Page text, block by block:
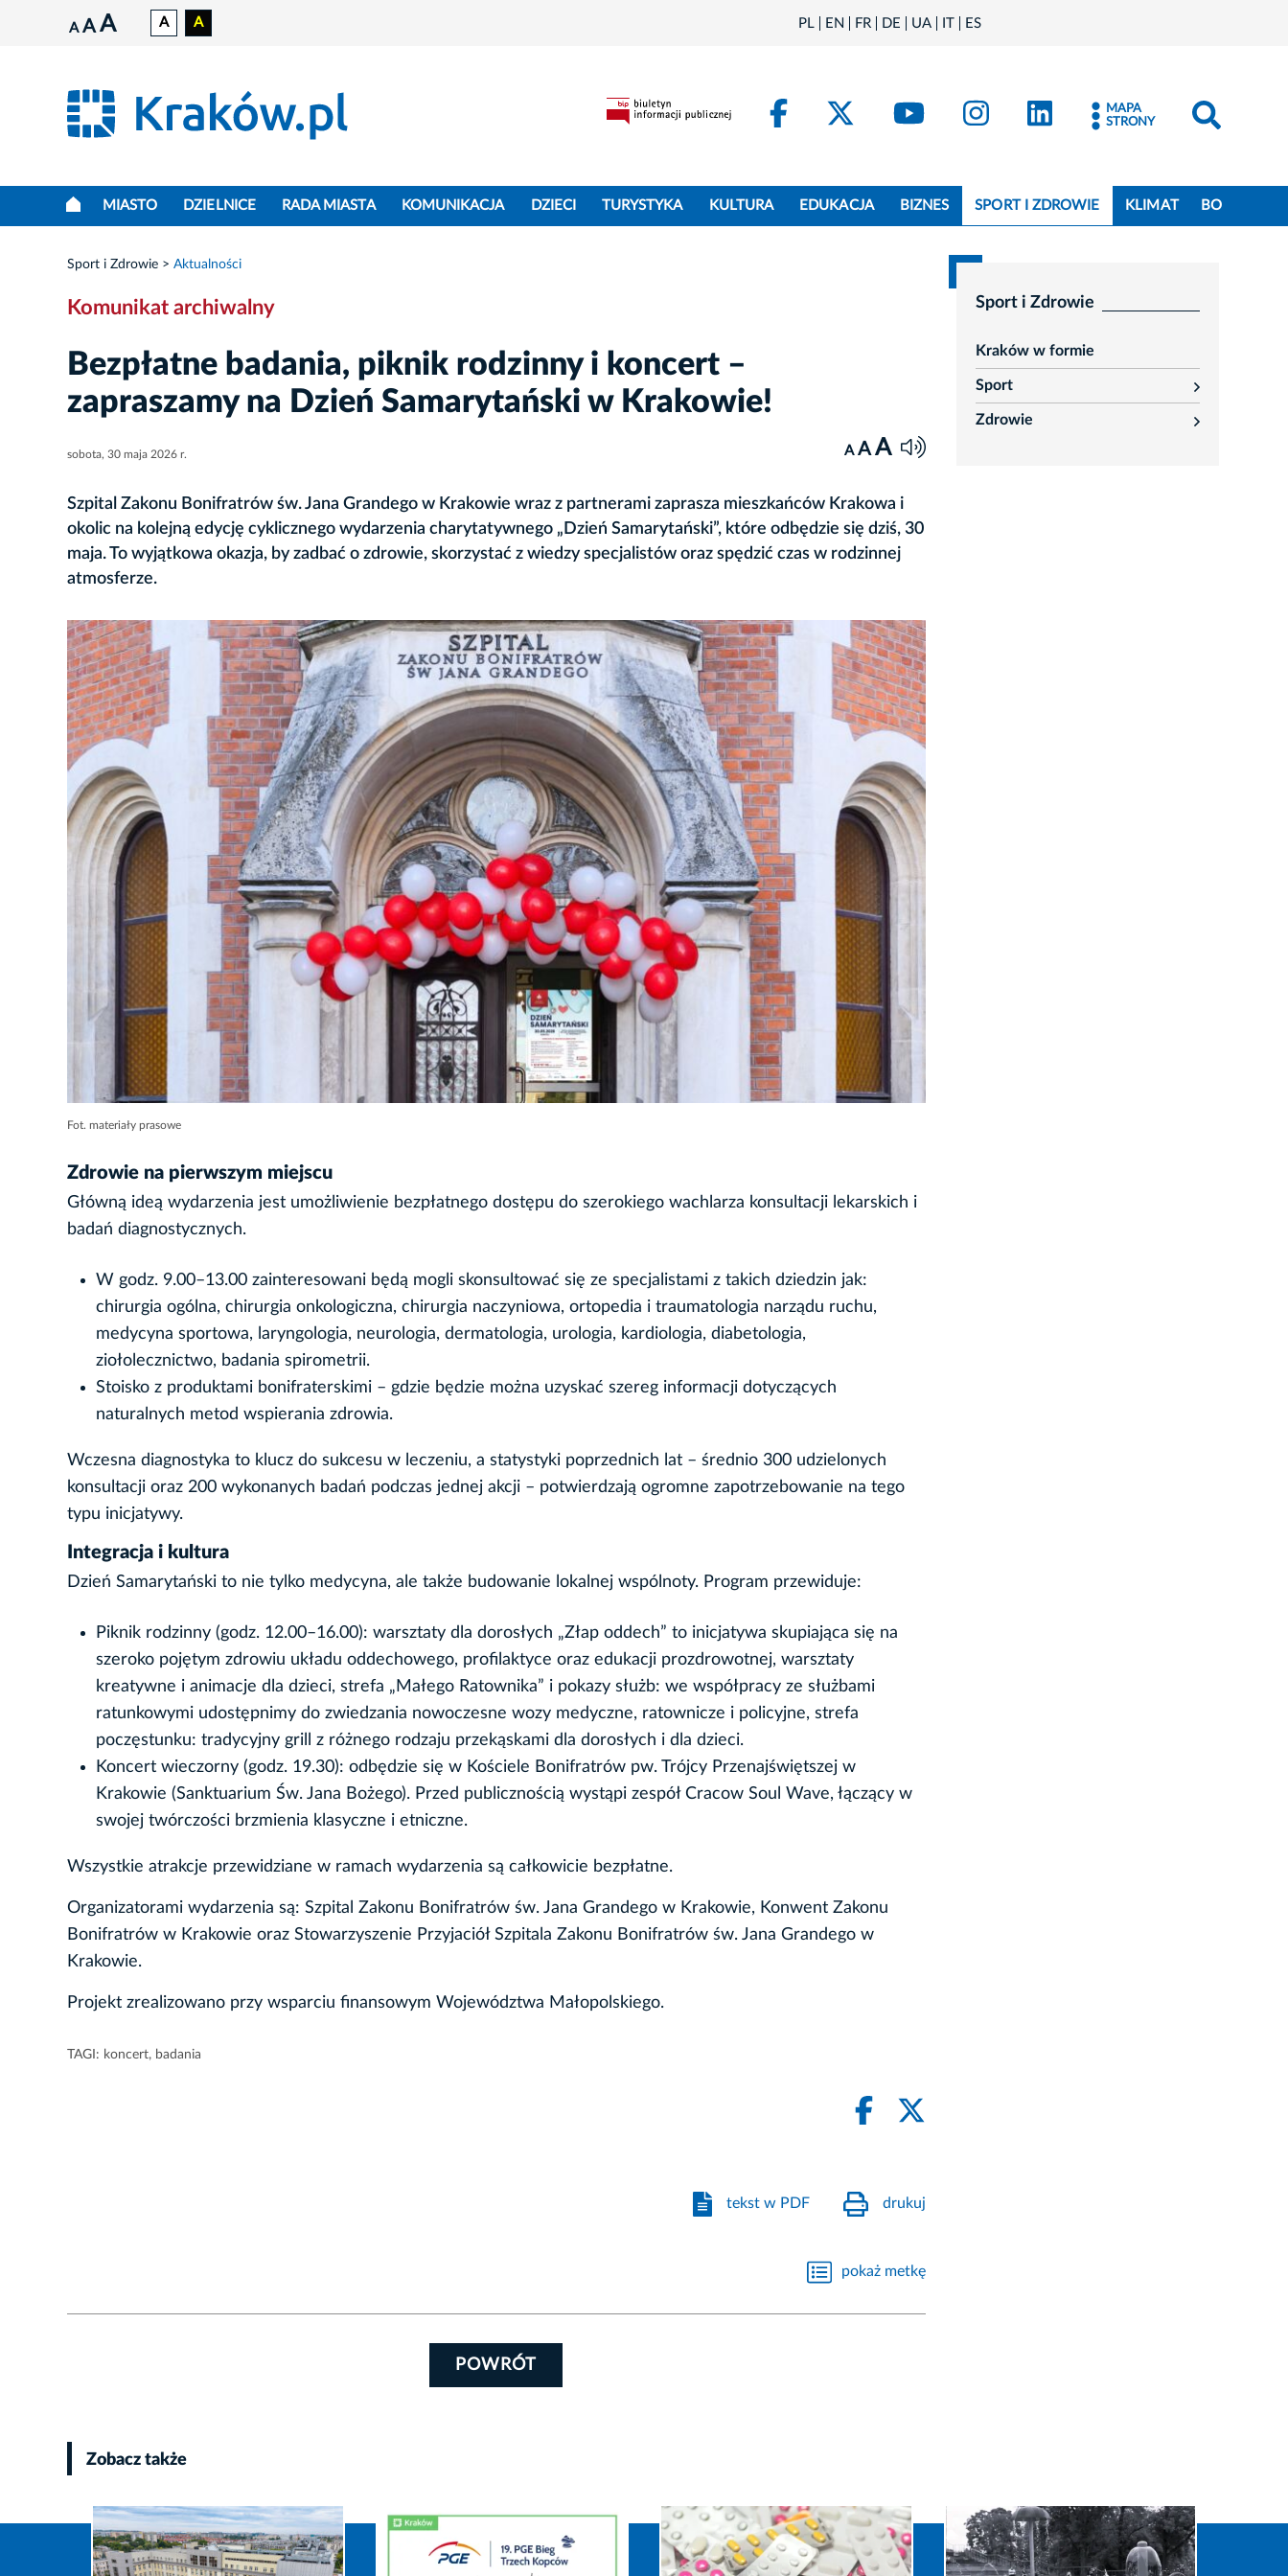
A A A A A PL EN FR DE UA IT ES
FacebookKraków - X
Kraków - YouTube
Kraków - Instagram
Kraków - LinkedIn
MAPA
STRONY
MIASTO DZIELNICE RADA MIASTA KOMUNIKACJA DZIECI TURYSTYKA KULTURA EDUKACJA BIZNES SPORT I ZDROWIE KLIMAT BO
Sport i Zdrowie Aktualności
Komunikat archiwalny
Bezpłatne badania, piknik rodzinny i koncert –
zapraszamy na Dzień Samarytański w Krakowie!
sobota, 30 maja 2026 r. A A A
Szpital Zakonu Bonifratrów św. Jana Grandego w Krakowie wraz z partnerami zaprasza mieszkańców Krakowa i
okolic na kolejną edycję cyklicznego wydarzenia charytatywnego „Dzień Samarytański”, które odbędzie się dziś, 30
maja. To wyjątkowa okazja, by zadbać o zdrowie, skorzystać z wiedzy specjalistów oraz spędzić czas w rodzinnej
atmosferze.
Fot. materiały prasowe
Zdrowie na pierwszym miejscu
Główną ideą wydarzenia jest umożliwienie bezpłatnego dostępu do szerokiego wachlarza konsultacji lekarskich i
badań diagnostycznych.
W godz. 9.00–13.00 zainteresowani będą mogli skonsultować się ze specjalistami z takich dziedzin jak:
chirurgia ogólna, chirurgia onkologiczna, chirurgia naczyniowa, ortopedia i traumatologia narządu ruchu,
medycyna sportowa, laryngologia, neurologia, dermatologia, urologia, kardiologia, diabetologia,
ziołolecznictwo, badania spirometrii.
Stoisko z produktami bonifraterskimi – gdzie będzie można uzyskać szereg informacji dotyczących
naturalnych metod wspierania zdrowia.
Wczesna diagnostyka to klucz do sukcesu w leczeniu, a statystyki poprzednich lat – średnio 300 udzielonych
konsultacji oraz 200 wykonanych badań podczas jednej akcji – potwierdzają ogromne zapotrzebowanie na tego
typu inicjatywy.
Integracja i kultura
Dzień Samarytański to nie tylko medycyna, ale także budowanie lokalnej wspólnoty. Program przewiduje:
Piknik rodzinny (godz. 12.00–16.00): warsztaty dla dorosłych „Złap oddech” to inicjatywa skupiająca się na
szeroko pojętym zdrowiu układu oddechowego, profilaktyce oraz edukacji prozdrowotnej, warsztaty
kreatywne i animacje dla dzieci, strefa „Małego Ratownika” i pokazy służb: we współpracy ze służbami
ratunkowymi udostępnimy do zwiedzania nowoczesne wozy medyczne, ratownicze i policyjne, strefa
poczęstunku: tradycyjny grill z różnego rodzaju przekąskami dla dorosłych i dla dzieci.
Koncert wieczorny (godz. 19.30): odbędzie się w Kościele Bonifratrów pw. Trójcy Przenajświętszej w
Krakowie (Sanktuarium Św. Jana Bożego). Przed publicznością wystąpi zespół Cracow Soul Wave, łączący w
swojej twórczości brzmienia klasyczne i etniczne.
Wszystkie atrakcje przewidziane w ramach wydarzenia są całkowicie bezpłatne.
Organizatorami wydarzenia są: Szpital Zakonu Bonifratrów św. Jana Grandego w Krakowie, Konwent Zakonu
Bonifratrów w Krakowie oraz Stowarzyszenie Przyjaciół Szpitala Zakonu Bonifratrów św. Jana Grandego w
Krakowie.
Projekt zrealizowano przy wsparciu finansowym Województwa Małopolskiego.
TAGI: koncert, badania
tekst w PDF drukuj
pokaż metkę
POWRÓT
Sport i Zdrowie
Kraków w formie
Sport
rozwiń
Zdrowie
rozwiń
Zobacz także